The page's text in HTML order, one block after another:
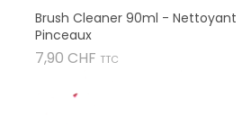
Brush Cleaner 90ml - Nettoyant
Pinceaux
7,90 CHF Prix
TTC